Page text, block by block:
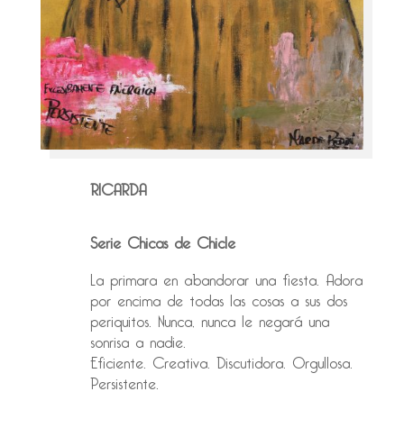
RICARDA
Serie Chicas de Chicle
La primara en abandorar una fiesta. Adora
por encima de todas las cosas a sus dos
periquitos. Nunca, nunca le negará una
sonrisa a nadie.
Eficiente. Creativa. Discutidora. Orgullosa.
Persistente.